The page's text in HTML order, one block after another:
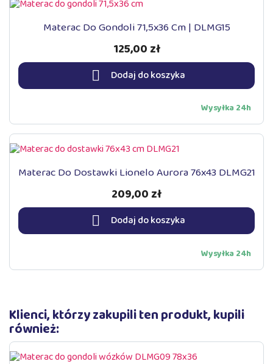
Materac Do Gondoli 71,5x36 Cm | DLMG15
125,00 zł
 Dodaj do koszyka
Wysyłka 24h
Materac Do Dostawki Lionelo Aurora 76x43 DLMG21
209,00 zł
 Dodaj do koszyka
Wysyłka 24h
Klienci, którzy zakupili ten produkt, kupili
również: